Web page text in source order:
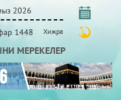
2026
1448 Хижра
МЕРЕКЕЛЕР